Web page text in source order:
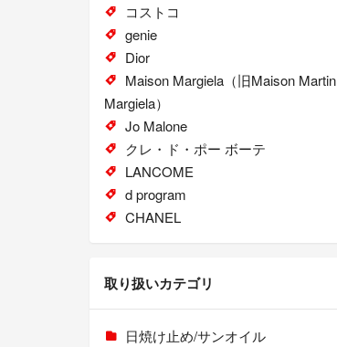
コストコ
genie
Dior
Maison Margiela（旧Maison Martin
Margiela）
Jo Malone
クレ・ド・ポー ボーテ
LANCOME
d program
CHANEL
取り扱いカテゴリ
日焼け止め/サンオイル